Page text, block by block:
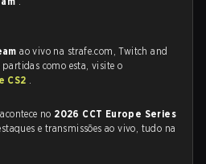
ao vivo na strafe.com, Twitch and
como esta, visite o
CS2 .
no 2026 CCT Europe Series
e transmissões ao vivo, tudo na